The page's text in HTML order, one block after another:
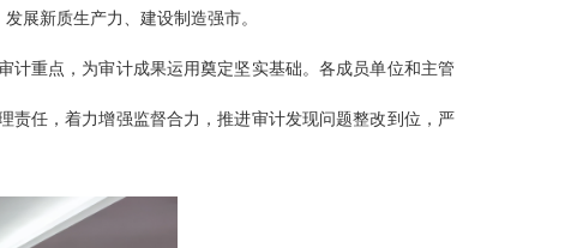
展新质生产力、建设制造强市。
重点，为审计成果运用奠定坚实基础。各成员单位和主管
责任，着力增强监督合力，推进审计发现问题整改到位，严